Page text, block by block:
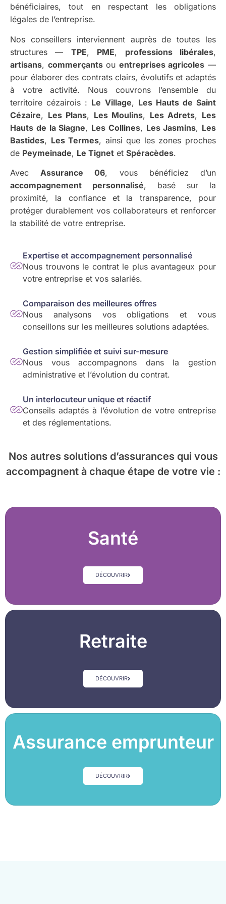
bénéficiaires, tout en respectant les obligations
légales de l’entreprise.
Nos conseillers interviennent auprès de toutes les
structures — TPE, PME, professions libérales,
artisans, commerçantsou entreprises agricoles —
pour élaborer des contrats clairs, évolutifs et adaptés
à votre activité. Nous couvrons l’ensemble du
territoire cézairois : Le Village, Les Hauts de Saint
Cézaire, Les Plans, Les Moulins, Les Adrets, Les
Hauts de la Siagne, Les Collines, Les Jasmins, Les
Bastides, Les Termes, ainsi que les zones proches
de Peymeinade, Le Tignet et Spéracèdes.
AvecAssurance 06, vous bénéficiez d’un
accompagnement personnalisé, basé sur la
proximité, la confiance et la transparence, pour
protéger durablement vos collaborateurs et renforcer
la stabilité de votre entreprise.
Expertise et accompagnement personnalisé
Nous trouvons le contrat le plus avantageux pour
votre entreprise et vos salariés.
Comparaison des meilleures offres
Nous analysons vos obligations et vous
conseillons sur les meilleures solutions adaptées.
Gestion simplifiée et suivi sur-mesure
Nous vous accompagnons dans la gestion
administrative et l’évolution du contrat.
Un interlocuteur unique et réactif
Conseils adaptés à l’évolution de votre entreprise
et des réglementations.
Nos autres solutions d’assurances qui vous
accompagnent à chaque étape de votre vie :
Santé
DÉCOUVRIR
Retraite
DÉCOUVRIR
Assurance emprunteur
DÉCOUVRIR